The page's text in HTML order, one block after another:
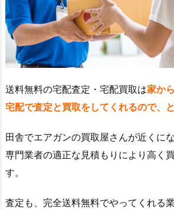
送料無料の宅配査定・宅配買取は家か
宅配で査定と買取をしてくれるので、
田舎でエアガンの買取屋さんが近くに
専門業者の適正な見積もりにより高く
す。
査定も、完全送料無料でやってくれる